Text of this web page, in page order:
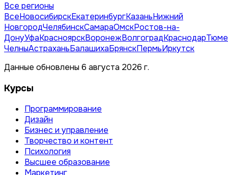
Все регионы
ВсеНовосибирскЕкатеринбургКазаньНижний
НовгородЧелябинскСамараОмскРостов-на-
ДонуУфаКрасноярскВоронежВолгоградКраснодар
ЧелныАстраханьБалашихаБрянскПермьИркутск
Данные обновлены 6 августа 2026 г.
Курсы
Программирование
Дизайн
Бизнес и управление
Творчество и контент
Психология
Высшее образование